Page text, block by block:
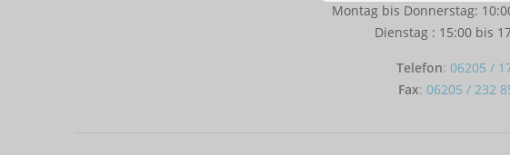
Montag bis Donnerstag:
Dienstag : 15:00 bis
Telefon: 06205 /
Fax: 06205 / 232